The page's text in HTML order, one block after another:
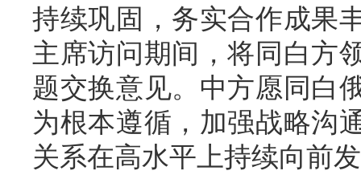
持续巩固，务实合作成果
主席访问期间，将同白方
题交换意见。中方愿同白
为根本遵循，加强战略沟
关系在高水平上持续向前